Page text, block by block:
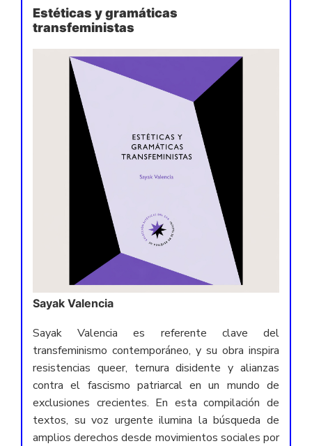
Estéticas y gramáticas
transfeministas
Sayak Valencia
Sayak Valencia es referente clave del
transfeminismo contemporáneo, y su obra inspira
resistencias queer, ternura disidente y alianzas
contra el fascismo patriarcal en un mundo de
exclusiones crecientes. En esta compilación de
textos, su voz urgente ilumina la búsqueda de
amplios derechos desde movimientos sociales por